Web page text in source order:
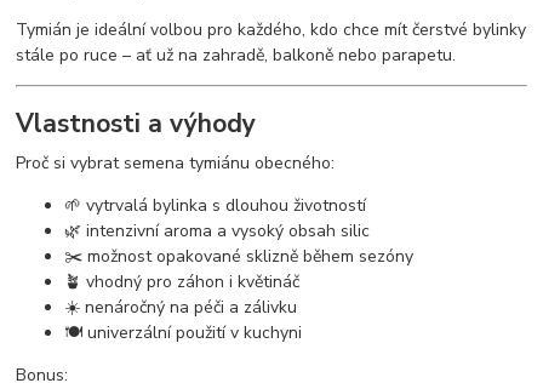
Tymián je ideální volbou pro každého, kdo chce mít čerstvé bylinky
stále po ruce – ať už na zahradě, balkoně nebo parapetu.
Vlastnosti a výhody
Proč si vybrat semena tymiánu obecného:
🌱 vytrvalá bylinka s dlouhou životností
🌿 intenzivní aroma a vysoký obsah silic
✂️ možnost opakované sklizně během sezóny
🪴 vhodný pro záhon i květináč
☀️ nenáročný na péči a zálivku
🍽️ univerzální použití v kuchyni
Bonus: